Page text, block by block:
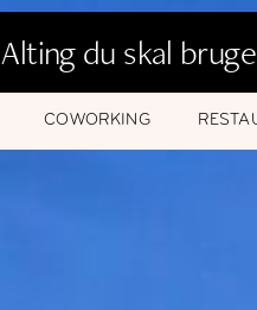
Alting du skal
COWORKING